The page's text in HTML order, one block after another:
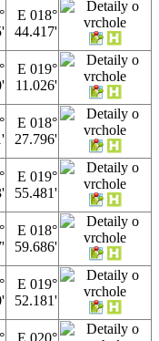
E 018°
44.417'
E 019°
11.026'
E 018°
27.796'
E 019°
55.481'
E 018°
59.686'
E 019°
52.181'
E 020°